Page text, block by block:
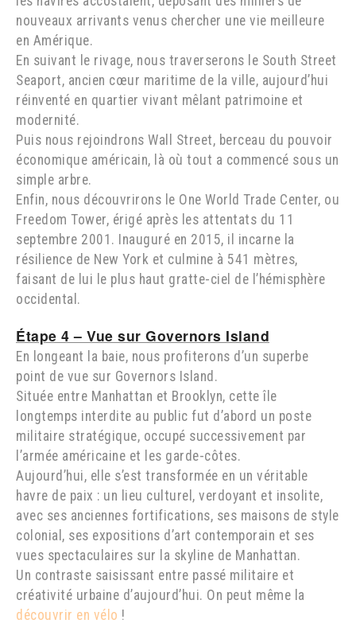
nouveaux arrivants venus chercher une vie meilleure
en Amérique.
En suivant le rivage, nous traverserons le South Street
Seaport, ancien cœur maritime de la ville, aujourd’hui
réinventé en quartier vivant mêlant patrimoine et
modernité.
Puis nous rejoindrons Wall Street, berceau du pouvoir
économique américain, là où tout a commencé sous un
simple arbre.
Enfin, nous découvrirons le One World Trade Center, ou
Freedom Tower, érigé après les attentats du 11
septembre 2001. Inauguré en 2015, il incarne la
résilience de New York et culmine à 541 mètres,
faisant de lui le plus haut gratte-ciel de l’hémisphère
occidental.
Étape 4 – Vue sur Governors Island
En longeant la baie, nous profiterons d’un superbe
point de vue sur Governors Island.
Située entre Manhattan et Brooklyn, cette île
longtemps interdite au public fut d’abord un poste
militaire stratégique, occupé successivement par
l’armée américaine et les garde-côtes.
Aujourd’hui, elle s’est transformée en un véritable
havre de paix : un lieu culturel, verdoyant et insolite,
avec ses anciennes fortifications, ses maisons de style
colonial, ses expositions d’art contemporain et ses
vues spectaculaires sur la skyline de Manhattan.
Un contraste saisissant entre passé militaire et
créativité urbaine d’aujourd’hui. On peut même la
découvrir en vélo !